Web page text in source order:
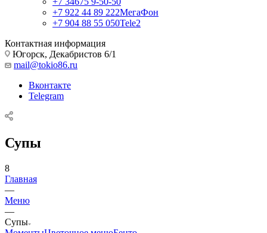
+7 922 44 89 222МегаФон
+7 904 88 55 050Tele2
Контактная информация
Югорск, Декабристов 6/1
mail@tokio86.ru
Вконтакте
Telegram
Супы
8
Главная
—
Меню
—
Супы